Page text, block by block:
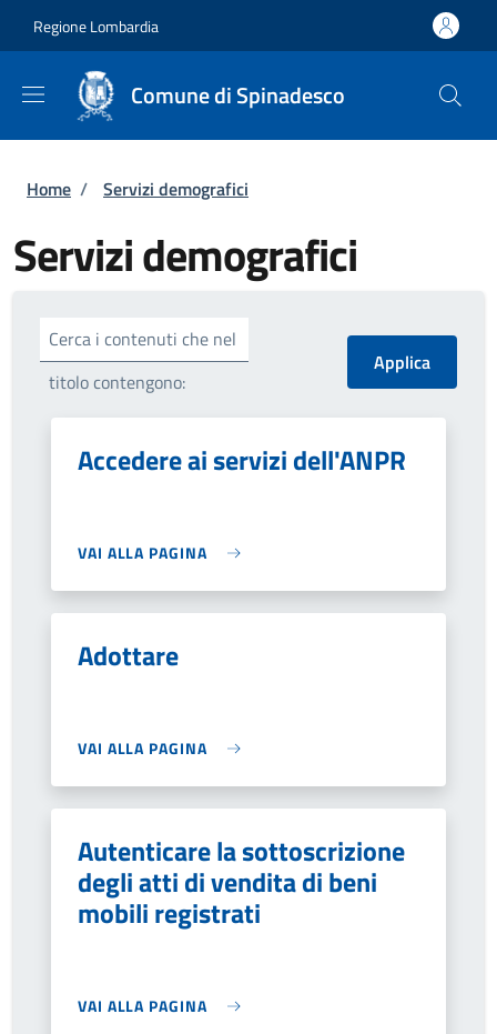
Regione Lombardia
Comune di Spinadesco
Briciole di pane
Home / Servizi demografici
Servizi demografici
Cerca i contenuti che nel
titolo contengono:
Accedere ai servizi dell'ANPR
VAI ALLA PAGINA
Adottare
VAI ALLA PAGINA
Autenticare la sottoscrizione
degli atti di vendita di beni
mobili registrati
VAI ALLA PAGINA